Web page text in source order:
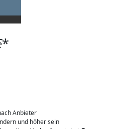
*
Anbieter
und höher sein